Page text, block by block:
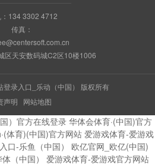
134 3302 4712
传真：
区天安数码城C2区10楼1006
录入口_乐动（中国） 版权所有
声明
网站地图
）官方在线登录 华体会体育·(中国)官方
体育)(中国)官方网站 爱游戏体育-爱游戏
口-乐鱼（中国）
欧亿官网_欧亿(中国)
（中国）
爱游戏体育-爱游戏官方网站